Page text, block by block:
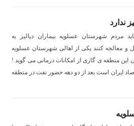
ندارد
مردم شهرستان عسلويه بيماران دياليز به
و معالجه كنند يكى از اهالى شهرستان عسلويه
اين منطقه ى گازى از امكانات درمانى مى گويد !
ايران است بعد از دو دهه حضور نفت در منطقه